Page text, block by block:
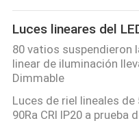
Luces lineares del
80 vatios suspendieron
linear de iluminación
Dimmable
Luces de riel lineales de
90Ra CRI IP20 a prueba